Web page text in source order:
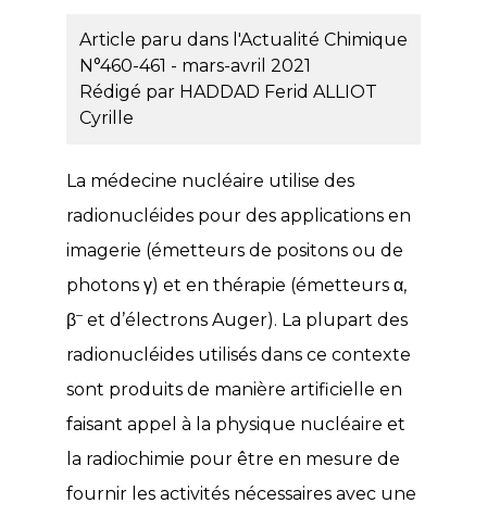
Article paru dans l'Actualité Chimique
N°460-461 - mars-avril 2021
Rédigé par HADDAD Ferid ALLIOT
Cyrille
La médecine nucléaire utilise des
radionucléides pour des applications en
imagerie (émetteurs de positons ou de
photons γ) et en thérapie (émetteurs α,
β– et d’électrons Auger). La plupart des
radionucléides utilisés dans ce contexte
sont produits de manière artificielle en
faisant appel à la physique nucléaire et
la radiochimie pour être en mesure de
fournir les activités nécessaires avec une